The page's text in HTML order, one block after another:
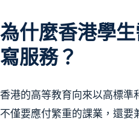
為什麼香港學
寫服務？
香港的高等教育向來以高標準
不僅要應付繁重的課業，還要